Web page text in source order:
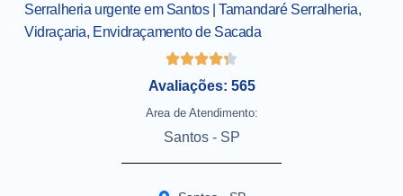
Serralheria urgente em Santos | Tamandaré Serralheria,
Vidraçaria, Envidraçamento de Sacada
Avaliações: 565
Area de Atendimento:
Santos - SP